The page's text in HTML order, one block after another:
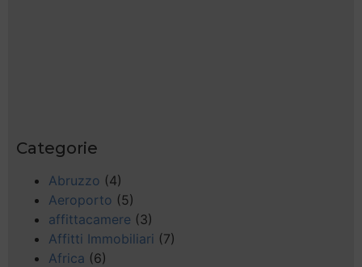
Categorie
Abruzzo (4)
Aeroporto (5)
affittacamere (3)
Affitti Immobiliari (7)
Africa (6)